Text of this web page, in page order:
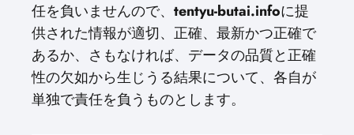
任を負いませんので、 tentyu-butai.infoに提
供された情報が適切、正確、最新かつ正確で
あるか、さもなければ、データの品質と正確
性の欠如から生じうる結果について、各自が
単独で責任を負うものとします。